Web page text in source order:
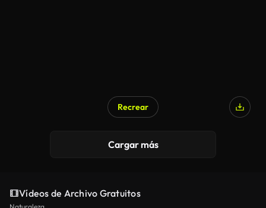
Recrear
Cargar más
Vídeos de Archivo Gratuitos